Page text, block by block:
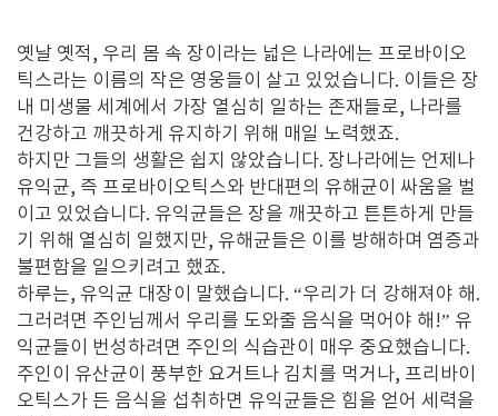
옛날 옛적, 우리 몸 속 장이라는 넓은 나라에는 프로바이오
틱스라는 이름의 작은 영웅들이 살고 있었습니다. 이들은 장
내 미생물 세계에서 가장 열심히 일하는 존재들로, 나라를
건강하고 깨끗하게 유지하기 위해 매일 노력했죠.
하지만 그들의 생활은 쉽지 않았습니다. 장나라에는 언제나
유익균, 즉 프로바이오틱스와 반대편의 유해균이 싸움을 벌
이고 있었습니다. 유익균들은 장을 깨끗하고 튼튼하게 만들
기 위해 열심히 일했지만, 유해균들은 이를 방해하며 염증과
불편함을 일으키려고 했죠.
하루는, 유익균 대장이 말했습니다. “우리가 더 강해져야 해.
그러려면 주인님께서 우리를 도와줄 음식을 먹어야 해!” 유
익균들이 번성하려면 주인의 식습관이 매우 중요했습니다.
주인이 유산균이 풍부한 요거트나 김치를 먹거나, 프리바이
오틱스가 든 음식을 섭취하면 유익균들은 힘을 얻어 세력을